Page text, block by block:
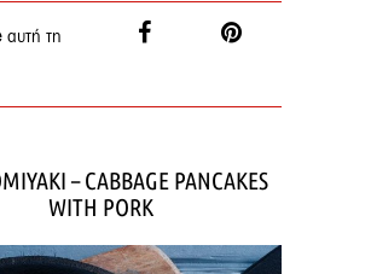
αυτή τη
– CABBAGE PANCAKES
WITH PORK